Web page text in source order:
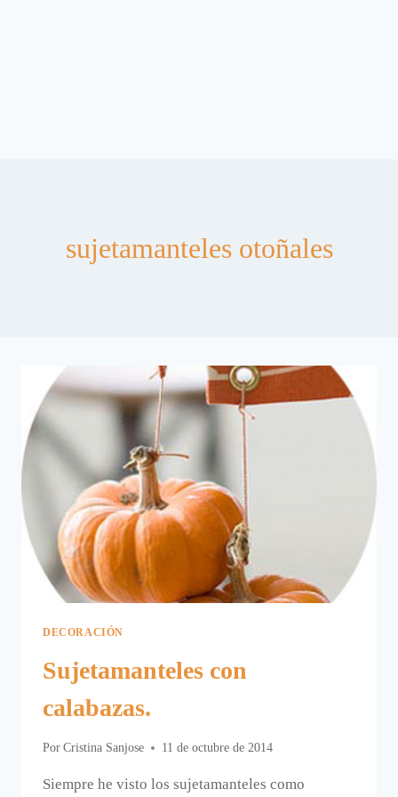
sujetamanteles otoñales
DECORACIÓN
Sujetamanteles con
calabazas.
Por Cristina Sanjose 11 de octubre de 2014
Siempre he visto los sujetamanteles como